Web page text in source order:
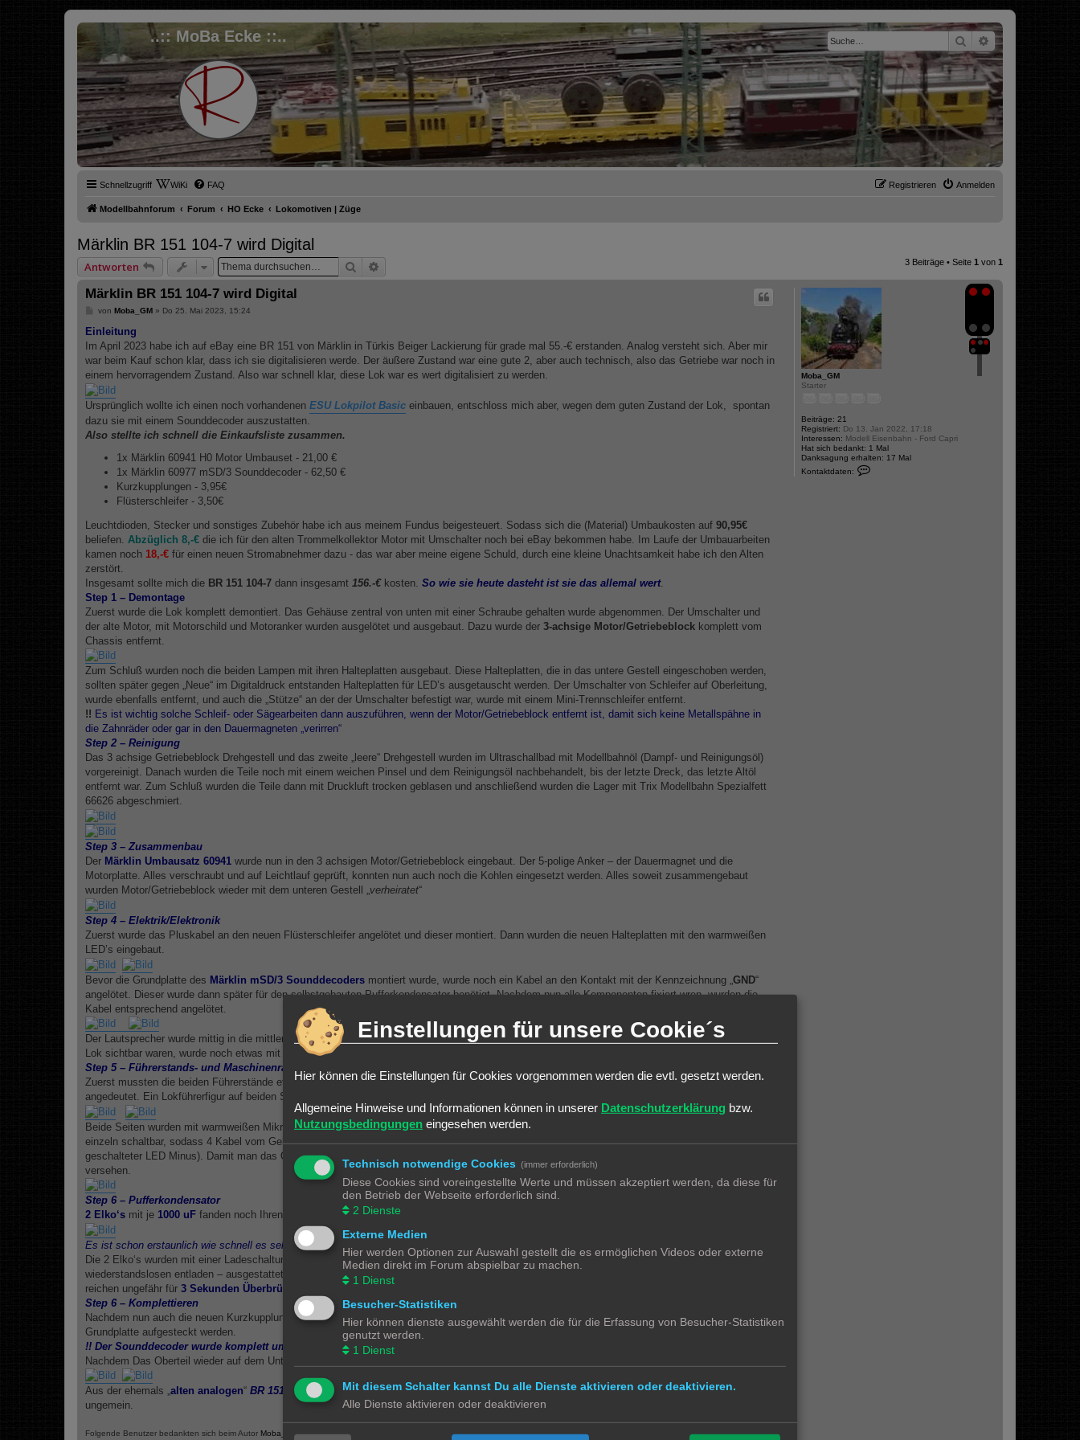
..:: MoBa Ecke ::.. SucheErweiterte Suche
Schnellzugriff WiKi FAQ Anmelden
Registrieren
Modellbahnforum Forum HO Ecke Lokomotiven | Züge
Märklin BR 151 104-7 wird Digital
Antworten Suche 3 Beiträge • Seite 1 von 1
Moba_GM
Starter
Beiträge: 21
Registriert: Do 13. Jan 2022, 17:18
Interessen: Modell Eisenbahn - Ford Capri
Hat sich bedankt: 1 Mal
Danksagung erhalten: 17 Mal
Kontaktdaten:
Märklin BR 151 104-7 wird Digital
B
i
r
a
von Moba_GM» Do 25. Mai 2023, 15:24
Einleitung
Im April 2023 habe ich auf eBay eine BR 151 von Märklin in Türkis Beiger Lackierung für grade mal 55.-€ erstanden. Analog versteht sich. Aber mir
war beim Kauf schon klar, dass ich sie digitalisieren werde. Der äußere Zustand war eine gute 2, aber auch technisch, also das Getriebe war noch in
einem hervorragendem Zustand. Also war schnell klar, diese Lok war es wert digitalisiert zu werden.
Ursprünglich wollte ich einen noch vorhandenen ESU Lokpilot Basic einbauen, entschloss mich aber, wegen dem guten Zustand der Lok, spontan
dazu sie mit einem Sounddecoder auszustatten.
Also stellte ich schnell die Einkaufsliste zusammen.
1x Märklin 60941 H0 Motor Umbauset - 21,00 €
1x Märklin 60977 mSD/3 Sounddecoder - 62,50 €
Kurzkupplungen - 3,95€
Flüsterschleifer - 3,50€
Leuchtdioden, Stecker und sonstiges Zubehör habe ich aus meinem Fundus beigesteuert. Sodass sich die (Material) Umbaukosten auf 90,95€
beliefen. Abzüglich 8,-€ die ich für den alten Trommelkollektor Motor mit Umschalter noch bei eBay bekommen habe. Im Laufe der Umbauarbeiten
kamen noch 18,-€ für einen neuen Stromabnehmer dazu - das war aber meine eigene Schuld, durch eine kleine Unachtsamkeit habe ich den Alten
zerstört.
Insgesamt sollte mich die BR 151 104-7 dann insgesamt 156.-€kosten. So wie sie heute dasteht ist sie das allemal wert.
Step 1 – Demontage
Zuerst wurde die Lok komplett demontiert. Das Gehäuse zentral von unten mit einer Schraube gehalten wurde abgenommen. Der Umschalter und
der alte Motor, mit Motorschild und Motoranker wurden ausgelötet und ausgebaut. Dazu wurde der 3-achsige Motor/Getriebeblock komplett vom
Chassis entfernt.
Zum Schluß wurden noch die beiden Lampen mit ihren Halteplatten ausgebaut. Diese Halteplatten, die in das untere Gestell eingeschoben werden,
sollten später gegen „Neue“ im Digitaldruck entstanden Halteplatten für LED’s ausgetauscht werden. Der Umschalter von Schleifer auf Oberleitung,
wurde ebenfalls entfernt, und auch die „Stütze“ an der der Umschalter befestigt war, wurde mit einem Mini-Trennschleifer entfernt.
!! Es ist wichtig solche Schleif- oder Sägearbeiten dann auszuführen, wenn der Motor/Getriebeblock entfernt ist, damit sich keine Metallspähne in
die Zahnräder oder gar in den Dauermagneten „verirren“
Step 2 – Reinigung
Das 3 achsige Getriebeblock Drehgestell und das zweite „leere“ Drehgestell wurden im Ultraschallbad mit Modellbahnöl (Dampf- und Reinigungsöl)
vorgereinigt. Danach wurden die Teile noch mit einem weichen Pinsel und dem Reinigungsöl nachbehandelt, bis der letzte Dreck, das letzte Altöl
entfernt war. Zum Schluß wurden die Teile dann mit Druckluft trocken geblasen und anschließend wurden die Lager mit Trix Modellbahn Spezialfett
66626 abgeschmiert.
Step 3 – Zusammenbau
Der Märklin Umbausatz 60941 wurde nun in den 3 achsigen Motor/Getriebeblock eingebaut. Der 5-polige Anker – der Dauermagnet und die
Motorplatte. Alles verschraubt und auf Leichtlauf geprüft, konnten nun auch noch die Kohlen eingesetzt werden. Alles soweit zusammengebaut
wurden Motor/Getriebeblock wieder mit dem unteren Gestell „verheiratet“
Step 4 – Elektrik/Elektronik
Zuerst wurde das Pluskabel an den neuen Flüsterschleifer angelötet und dieser montiert. Dann wurden die neuen Halteplatten mit den warmweißen
LED’s eingebaut.
Bevor die Grundplatte des Märklin mSD/3 Sounddecoders montiert wurde, wurde noch ein Kabel an den Kontakt mit der Kennzeichnung „ GND“
angelötet. Dieser wurde dann später für den selbstgebauten Pufferkondensator benötigt. Nachdem nun alle Komponenten fixiert wren, wurden die
Kabel entsprechend angelötet.
Der Lautsprecher wurde mittig in die mittlere Kunstoffverkleidung eingefügt. Diese Kunstoffverkleidung, die vor den mittleren Klarsichtfenstern der
Lok sichtbar waren, wurde noch etwas mit Farbe aufgepimt, damit hinter den Scheiben nicht nur ein einheitliches grau zu sehen war.
Step 5 – Führerstands- und Maschinenraumbeleuchtung
Zuerst mussten die beiden Führerstände etwas umgebaut werden. Mit einem entsprechnenden Papierausdruck wurden Instrumente und eine Tür etc.
angedeutet. Ein Lokführerfigur auf beiden Seiten rundete den aufgepimpten Führerstand ab.
Beide Seiten wurden mit warmweißen Mikro-LED’s bestückt und der Maschinenraum erhielt eine normale 3mm Warmweiß LED. Alle 3 LED’S waren
einzeln schaltbar, sodass 4 Kabel vom Gehäuse Oberteil auf dem Unterteil angeschlossen werden mussten. (1x gemeinsamer plus und 3x
geschalteter LED Minus). Damit man das Oberteil problemlos vom Untergestellentfernen konnte, wurde diese Verbindung mit Mikrostecker
versehen.
Step 6 – Pufferkondensator
2 Elko‘s mit je 1000 uF fanden noch Ihren Platz zwischen Front-LED und Sounddecoder Platine.
Es ist schon erstaunlich wie schnell es selbst in einem relativ geräumigen Innenraum eng werden kann.
Die 2 Elko‘s wurden mit einer Ladeschaltung – einem 800 Ohm Widerstand als Ladestrombegrenzer und einer Diode in umgekehrter Richtung zum
wiederstandslosen entladen – ausgestattet und an das „neu angelötete “ und an den gemeinsamen Plus angeschlossen. Die
reichen ungefähr für 3 Sekunden Überbrückung
bei Stromlosen stellen.
Step 6 – Komplettieren
Nachdem nun auch die neuen Kurzkupplungen und der neue Stromabnehmer wieder montiert waren, konnte die Sounddecoder Platine auf
Grundplatte aufgesteckt werden.
!! Der Sounddecoder wurde komplett umprogrammiert, dazu aber mehr im Bericht „BR 151 Soundprojekt“
Nachdem Das Oberteil wieder auf dem Untergestell montiert war, konnte es zum einfahren auf den Rollenprüfstand gehen.
Aus der ehemals „alten analogen“ BR 151
wurde ein wirklich tolles digitales Sahnestück. Sie läuft einwandfrei und bereichert nun meinen Fuhrpark
ungemein.
Folgende Benutzer bedankten sich beim Autor Moba_GMfür den Beitrag:
Einstellungen für unsere Cookie´s
Hier können die Einstellungen für Cookies vorgenommen werden die evtl. gesetzt werden.
Allgemeine Hinweise und Informationen können in unserer Datenschutzerklärung bzw.
Nutzungsbedingungen eingesehen werden.
Technisch notwendige Cookies (immer erforderlich)
Diese Cookies sind voreingestellte Werte und müssen akzeptiert werden, da diese für
den Betrieb der Webseite erforderlich sind.
2 Dienste
Externe Medien
Hier werden Optionen zur Auswahl gestellt die es ermöglichen Videos oder externe
Medien direkt im Forum abspielbar zu machen.
1 Dienst
Besucher-Statistiken
Hier können dienste ausgewählt werden die für die Erfassung von Besucher-Statistiken
genutzt werden.
1 Dienst
Mit diesem Schalter kannst Du alle Dienste aktivieren oder deaktivieren.
Alle Dienste aktivieren oder deaktivieren